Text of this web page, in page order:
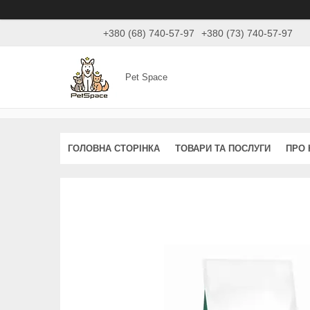
+380 (68) 740-57-97 +380 (73) 740-57-97
Pet Space
ГОЛОВНА СТОРІНКА ТОВАРИ ТА ПОСЛУГИ ПРО